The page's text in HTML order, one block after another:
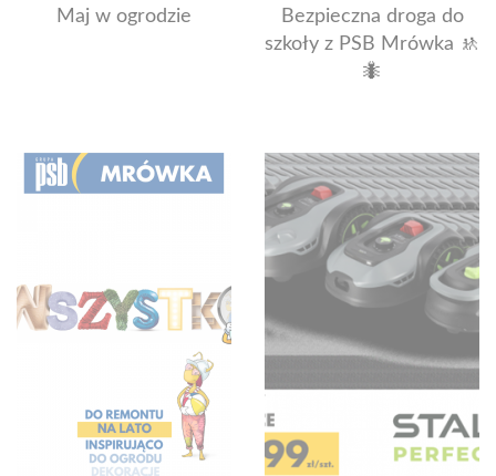
Maj w ogrodzie
Bezpieczna droga do
szkoły z PSB Mrówka 🚸
🐜